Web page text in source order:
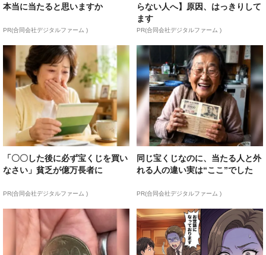
本当に当たると思いますか
PR(合同会社デジタルファーム )
らない人へ】原因、はっきりして
ます
PR(合同会社デジタルファーム )
「〇〇した後に必ず宝くじを買い
なさい」貧乏が億万長者に
PR(合同会社デジタルファーム )
同じ宝くじなのに、当たる人と外
れる人の違い実は“ここ”でした
PR(合同会社デジタルファーム )